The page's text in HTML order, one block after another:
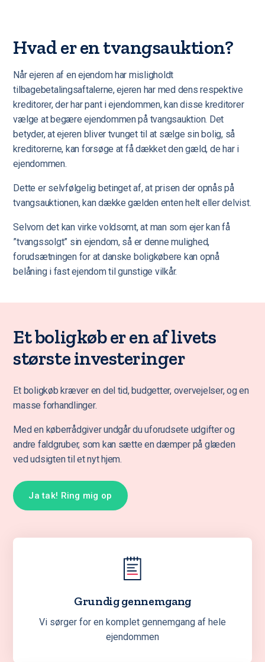
Hvad er en tvangsauktion?
Når ejeren af en ejendom har misligholdt
tilbagebetalingsaftalerne, ejeren har med dens respektive
kreditorer, der har pant i ejendommen, kan disse kreditorer
vælge at begære ejendommen på tvangsauktion. Det
betyder, at ejeren bliver tvunget til at sælge sin bolig, så
kreditorerne, kan forsøge at få dækket den gæld, de har i
ejendommen.
Dette er selvfølgelig betinget af, at prisen der opnås på
tvangsauktionen, kan dække gælden enten helt eller delvist.
Selvom det kan virke voldsomt, at man som ejer kan få
”tvangssolgt” sin ejendom, så er denne mulighed,
forudsætningen for at danske boligkøbere kan opnå
belåning i fast ejendom til gunstige vilkår.
Et boligkøb er en af livets
største investeringer
Et boligkøb kræver en del tid, budgetter, overvejelser, og en
masse forhandlinger.
Med en køberrådgiver undgår du uforudsete udgifter og
andre faldgruber, som kan sætte en dæmper på glæden
ved udsigten til et nyt hjem.
Ja tak! Ring mig op
Grundig gennemgang
Vi sørger for en komplet gennemgang af hele
ejendommen